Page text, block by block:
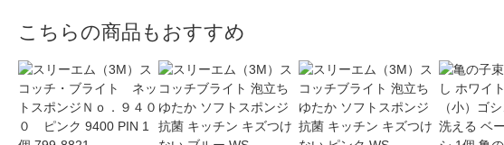
こちらの商品もおすすめ